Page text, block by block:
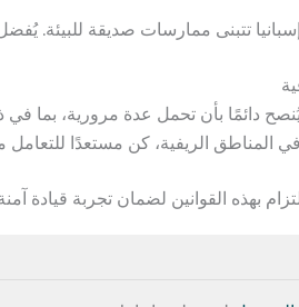
تتبنى ممارسات صديقة للبيئة.
دائمًا بأن تحمل عدة مرورية، بما
في المناطق الريفية، كن مستعدًا
بهذه القوانين لضمان تجربة قيادة